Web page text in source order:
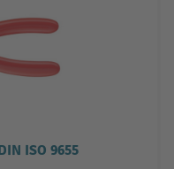
ISO 9655